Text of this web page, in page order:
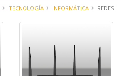
TECNOLOGÍA INFORMÁTICA REDES